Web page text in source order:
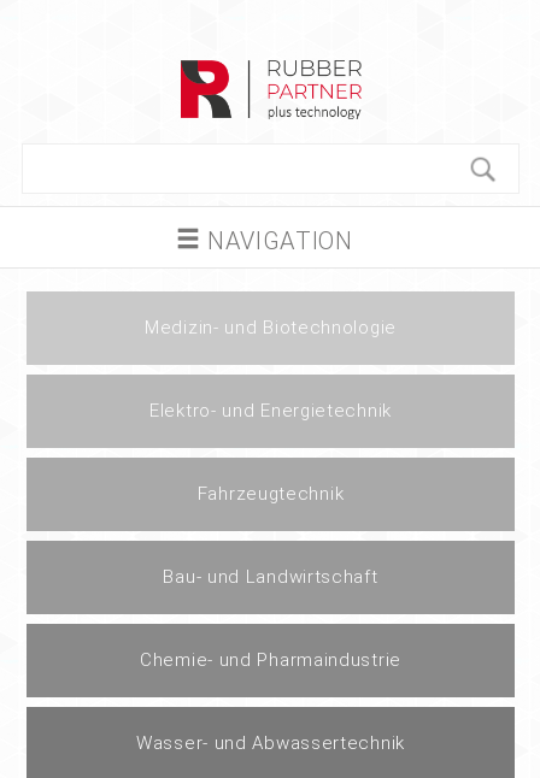
NAVIGATION
Medizin- und Biotechnologie
Elektro- und Energietechnik
Fahrzeugtechnik
Bau- und Landwirtschaft
Chemie- und Pharmaindustrie
Wasser- und Abwassertechnik